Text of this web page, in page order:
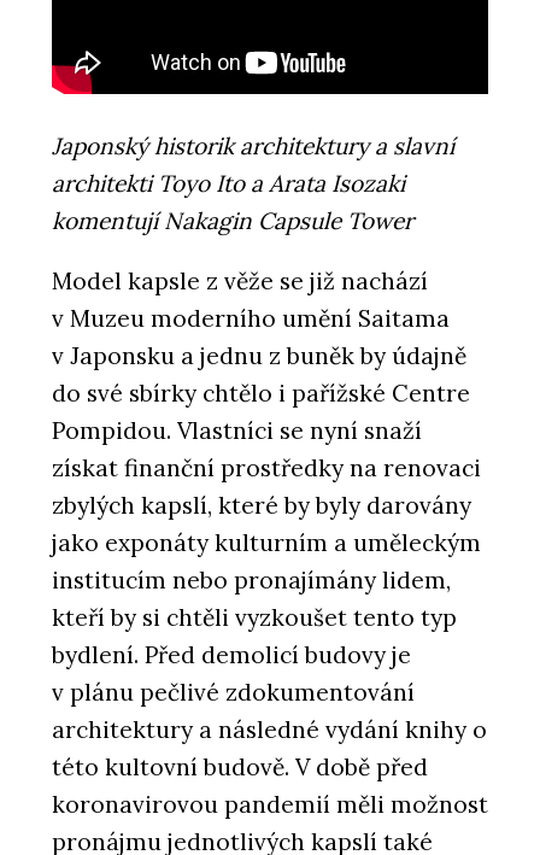
Japonský historik architektury a slavní
architekti Toyo Ito a Arata Isozaki
komentují Nakagin Capsule Tower
Model kapsle z věže se již nachází
v Muzeu moderního umění Saitama
v Japonsku a jednu z buněk by údajně
do své sbírky chtělo i pařížské Centre
Pompidou. Vlastníci se nyní snaží
získat finanční prostředky na renovaci
zbylých kapslí, které by byly darovány
jako exponáty kulturním a uměleckým
institucím nebo pronajímány lidem,
kteří by si chtěli vyzkoušet tento typ
bydlení. Před demolicí budovy je
v plánu pečlivé zdokumentování
architektury a následné vydání knihy o
této kultovní budově. V době před
koronavirovou pandemií měli možnost
pronájmu jednotlivých kapslí také